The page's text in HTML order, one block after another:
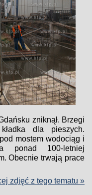
zniknął. Brzegi
dla pieszych.
mostem wodociąg i
ponad 100-letniej
Obecnie trwają prace
zdjęć z tego tematu »